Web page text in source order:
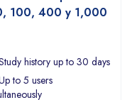
100, 400 y 1,000
history up to 30 days
to 5 users